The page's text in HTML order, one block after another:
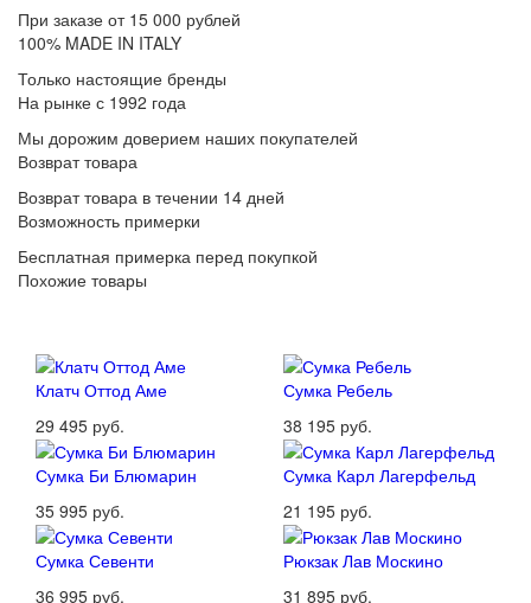
При заказе от 15 000 рублей
100% MADE IN ITALY
Только настоящие бренды
На рынке с 1992 года
Мы дорожим доверием наших покупателей
Возврат товара
Возврат товара в течении 14 дней
Возможность примерки
Бесплатная примерка перед покупкой
Похожие товары
Клатч Оттод Аме
29 495 руб.
Сумка Ребель
38 195 руб.
Сумка Би Блюмарин
35 995 руб.
Сумка Карл Лагерфельд
21 195 руб.
Сумка Севенти
36 995 руб.
Рюкзак Лав Москино
31 895 руб.